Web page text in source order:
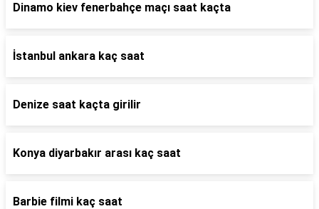
Dinamo kiev fenerbahçe maçı saat kaçta
İstanbul ankara kaç saat
Denize saat kaçta girilir
Konya diyarbakır arası kaç saat
Barbie filmi kaç saat